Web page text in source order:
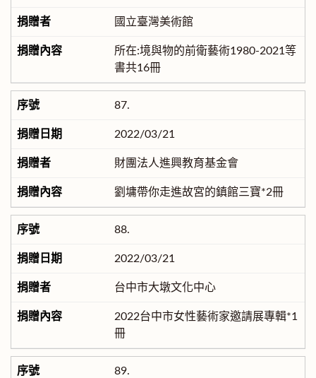
國立臺灣美術館
所在:境與物的前衛藝術1980-2021等
書共16冊
87.
2022/03/21
財團法人進興教育基金會
劉墉帶你走進故宮的鎮館三寶*2冊
88.
2022/03/21
台中市大墩文化中心
2022台中市女性藝術家邀請展專輯*1
冊
89.